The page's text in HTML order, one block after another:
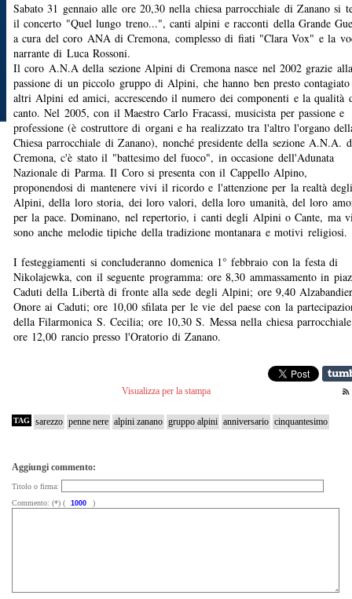
Sabato 31 gennaio alle ore 20,30 nella chiesa parrocchiale di Zanano si
il concerto "Quel lungo treno...", canti alpini e racconti della Grande
a cura del coro ANA di Cremona, complesso di fiati "Clara Vox" e la
narrante di Luca Rossoni.
Il coro A.N.A della sezione Alpini di Cremona nasce nel 2002 grazie alla
passione di un piccolo gruppo di Alpini, che hanno ben presto contagiato
altri Alpini ed amici, accrescendo il numero dei componenti e la qualità
canto. Nel 2005, con il Maestro Carlo Fracassi, musicista per passione e
professione (è costruttore di organi e ha realizzato tra l'altro l'organo
Chiesa parrocchiale di Zanano), nonché presidente della sezione A.N.A.
Cremona, c'è stato il "battesimo del fuoco", in occasione dell'Adunata
Nazionale di Parma. Il Coro si presenta con il Cappello Alpino,
proponendosi di mantenere vivi il ricordo e l'attenzione per la realtà
Alpini, della loro storia, dei loro valori, della loro umanità, del loro
per la pace. Dominano, nel repertorio, i canti degli Alpini o Cante, ma
sono anche melodie tipiche della tradizione montanara e motivi religiosi.
I festeggiamenti si concluderanno domenica 1° febbraio con la festa di
Nikolajewka, con il seguente programma: ore 8,30 ammassamento in
Caduti della Libertà di fronte alla sede degli Alpini; ore 9,40
Onore ai Caduti; ore 10,00 sfilata per le vie del paese con la
della Filarmonica S. Cecilia; ore 10,30 S. Messa nella chiesa
ore 12,00 rancio presso l'Oratorio di Zanano.
Visualizza per la stampa
TAG sarezzo penne nere alpini zanano gruppo alpini anniversario cinquantesimo
Aggiungi commento:
Titolo o firma:
Commento: (*) (
)